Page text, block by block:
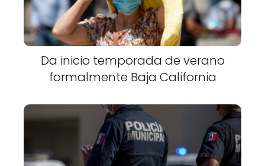
Da inicio temporada de verano
formalmente Baja California